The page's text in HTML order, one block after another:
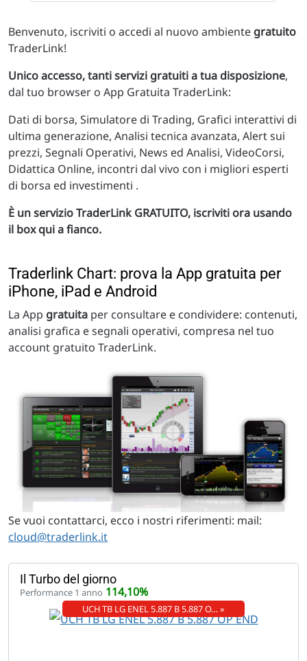
Benvenuto, iscriviti o accedi al nuovo ambiente gratuito
TraderLink!
Unico accesso, tanti servizi gratuiti a tua disposizione,
dal tuo browser o App Gratuita TraderLink:
Dati di borsa, Simulatore di Trading, Grafici interattivi di
ultima generazione, Analisi tecnica avanzata, Alert sui
prezzi, Segnali Operativi, News ed Analisi, VideoCorsi,
Didattica Online, incontri dal vivo con i migliori esperti
di borsa ed investimenti .
È un servizio TraderLink GRATUITO, iscriviti ora usando
il box qui a fianco.
Traderlink Chart: prova la App gratuita per
iPhone, iPad e Android
La App gratuita per consultare e condividere: contenuti,
analisi grafica e segnali operativi, compresa nel tuo
account gratuito TraderLink.
Se vuoi contattarci, ecco i nostri riferimenti: mail:
cloud@traderlink.it
Il Turbo del giorno
Performance 1 anno 114,10%
UCH TB LG ENEL 5.887 B 5.887 O… »